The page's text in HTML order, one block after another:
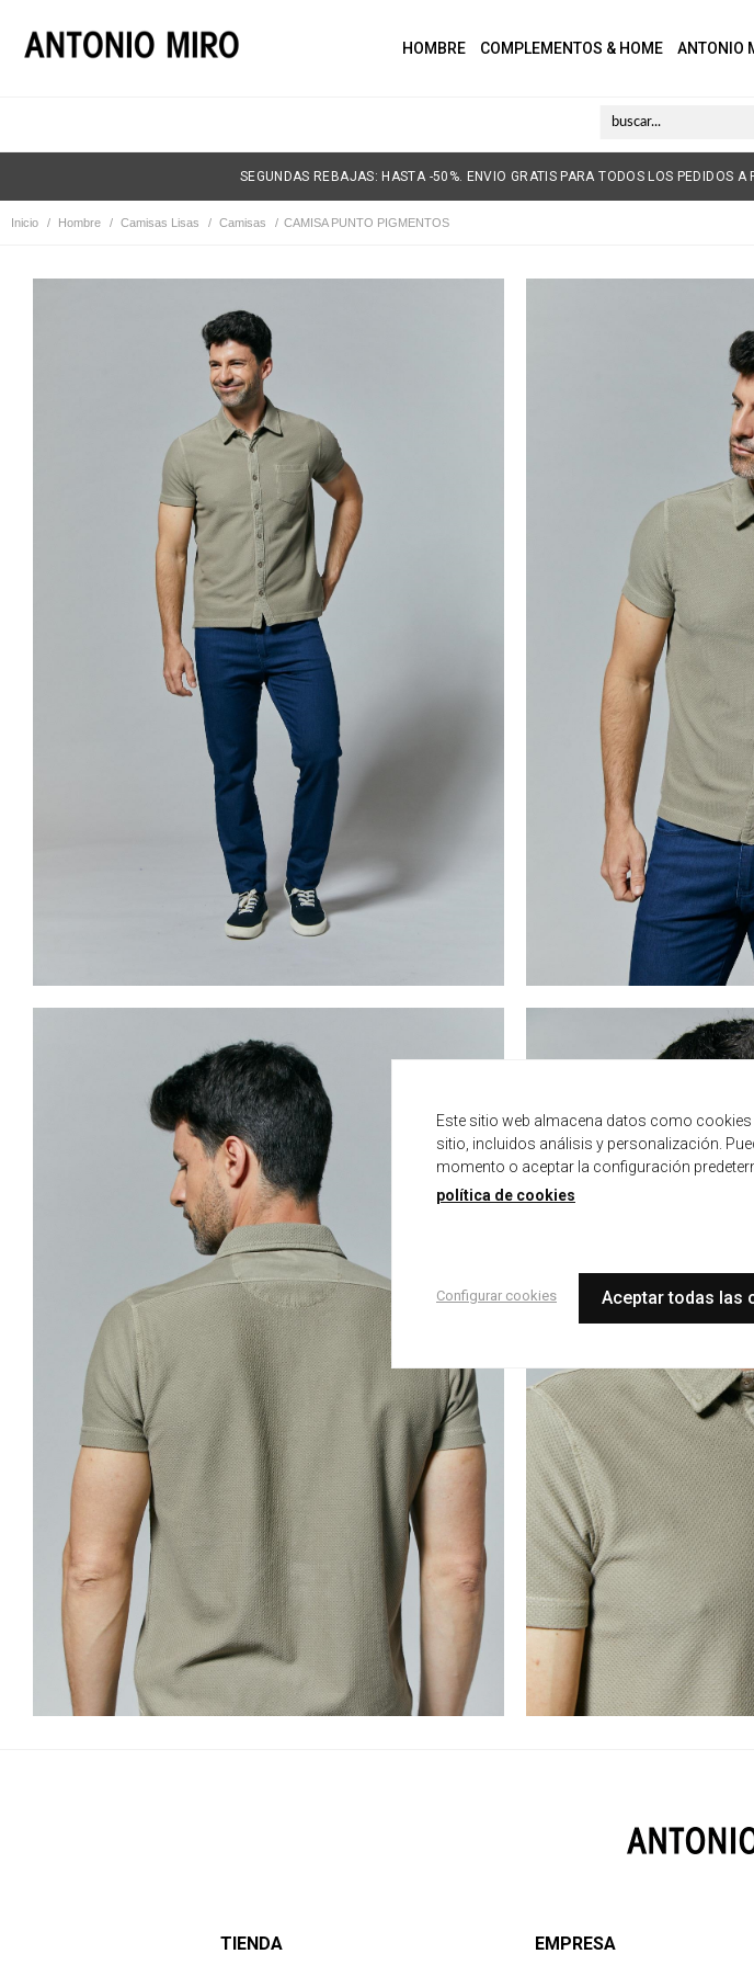
HOMBRE COMPLEMENTOS & HOME ANTONIO
SEGUNDAS REBAJAS: HASTA -50%. ENVIO GRATIS PARA TODOS LOS PEDIDOS
Inicio / Hombre / Camisas Lisas / Camisas / CAMISA PUNTO PIGMENTOS
TIENDA EMPRESA
Este sitio web almacena datos como
sitio, incluidos análisis y personalización.
momento o aceptar la configuración
política de cookies
Configurar cookies Aceptar todas las